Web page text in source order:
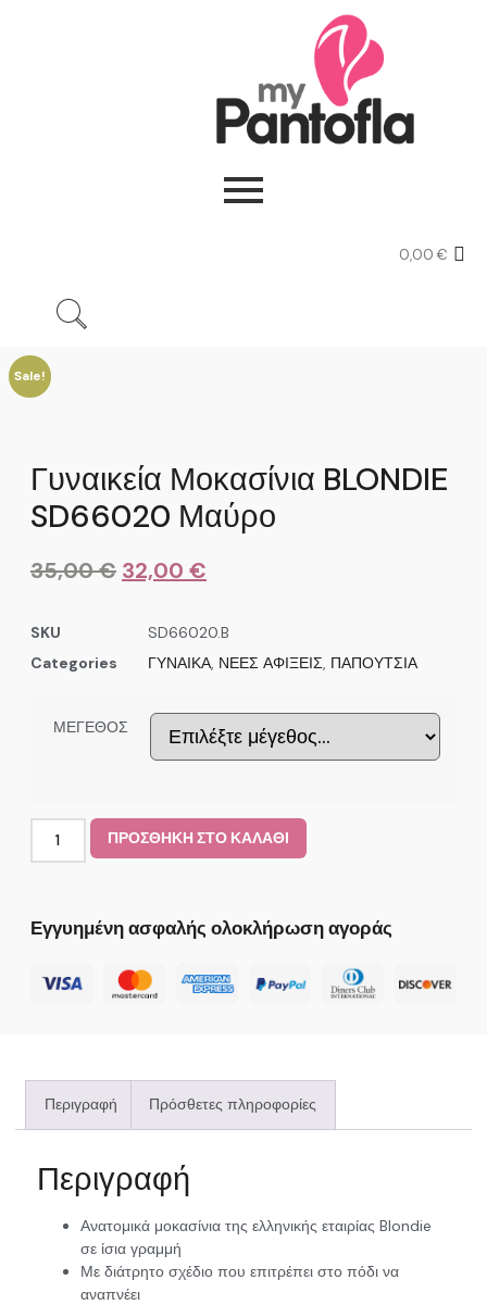
0,00€
Sale!
Γυναικεία Μοκασίνια BLONDIE
SD66020 Μαύρο
35,00€ 32,00 €
SKU
SD66020.B
Categories
ΓΥΝΑΙΚΑ, ΝΕΕΣ ΑΦΙΞΕΙΣ, ΠΑΠΟΥΤΣΙΑ
ΜΕΓΕΘΟΣ
ΠΡΟΣΘΗΚΗ ΣΤΟ ΚΑΛΑΘΙ
Εγγυημένη ασφαλής ολοκλήρωση αγοράς
Περιγραφή Πρόσθετες πληροφορίες
Περιγραφή
Ανατομικά μοκασίνια της ελληνικής εταιρίας Blondie
σε ίσια γραμμή
Με διάτρητο σχέδιο που επιτρέπει στο πόδι να
αναπνέει